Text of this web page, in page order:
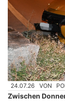
24.07.26 VON
Zwischen